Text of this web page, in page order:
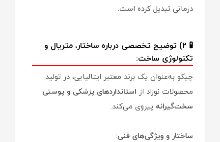
درمانی تبدیل کرده است.
🧪 ۲) توضیح تخصصی درباره ساختار، متریال و
تکنولوژی ساخت:
چیکو به‌عنوان یک برند معتبر ایتالیایی، در تولید
محصولات نوزاد از استانداردهای پزشکی و پوستی
سخت‌گیرانه پیروی می‌کند.
ساختار و ویژگی‌های فنی: